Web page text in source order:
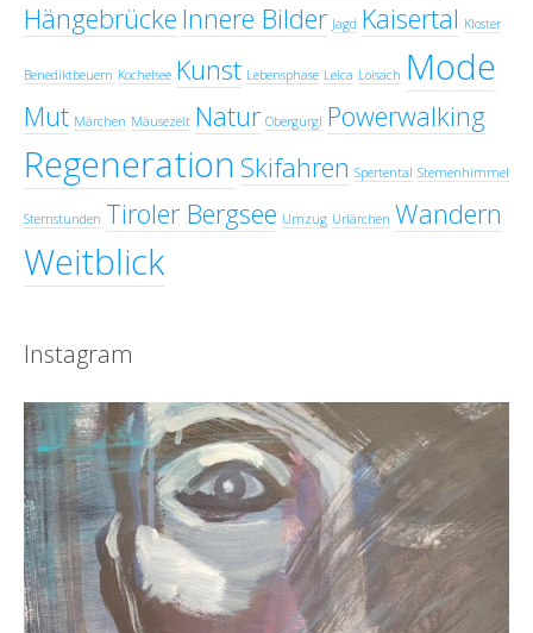
Hängebrücke Innere Bilder Jagd Kaisertal Kloster
Benediktbeuern Kochelsee Kunst Lebensphase Leica Loisach Mode
Mut Märchen Mäusezelt Natur Obergurgl Powerwalking
Regeneration Skifahren Spertental Sternenhimmel
Sternstunden Tiroler Bergsee Umzug Urlärchen Wandern
Weitblick
Instagram